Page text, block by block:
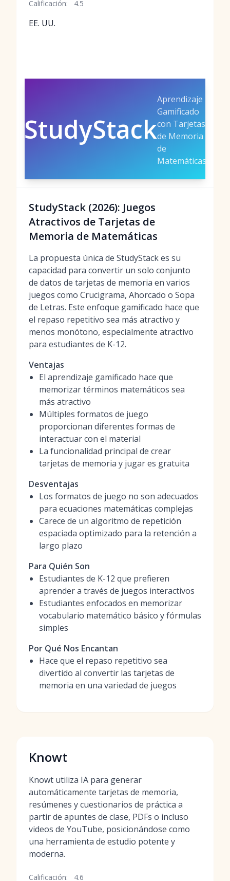
Calificación: 4.5
EE. UU.
StudyStack
Aprendizaje
Gamificado
con Tarjetas
de Memoria
de
Matemáticas
StudyStack (2026): Juegos
Atractivos de Tarjetas de
Memoria de Matemáticas
La propuesta única de StudyStack es su
capacidad para convertir un solo conjunto
de datos de tarjetas de memoria en varios
juegos como Crucigrama, Ahorcado o Sopa
de Letras. Este enfoque gamificado hace que
el repaso repetitivo sea más atractivo y
menos monótono, especialmente atractivo
para estudiantes de K-12.
Ventajas
El aprendizaje gamificado hace que
memorizar términos matemáticos sea
más atractivo
Múltiples formatos de juego
proporcionan diferentes formas de
interactuar con el material
La funcionalidad principal de crear
tarjetas de memoria y jugar es gratuita
Desventajas
Los formatos de juego no son adecuados
para ecuaciones matemáticas complejas
Carece de un algoritmo de repetición
espaciada optimizado para la retención a
largo plazo
Para Quién Son
Estudiantes de K-12 que prefieren
aprender a través de juegos interactivos
Estudiantes enfocados en memorizar
vocabulario matemático básico y fórmulas
simples
Por Qué Nos Encantan
Hace que el repaso repetitivo sea
divertido al convertir las tarjetas de
memoria en una variedad de juegos
Knowt
Knowt utiliza IA para generar
automáticamente tarjetas de memoria,
resúmenes y cuestionarios de práctica a
partir de apuntes de clase, PDFs o incluso
videos de YouTube, posicionándose como
una herramienta de estudio potente y
moderna.
Calificación: 4.6